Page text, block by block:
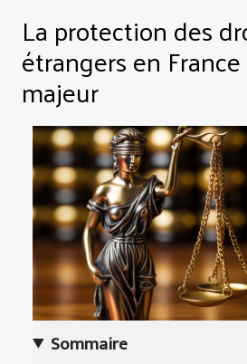
La protection des
étrangers en
majeur
Sommaire